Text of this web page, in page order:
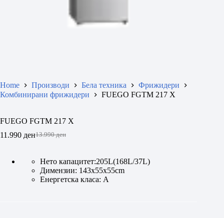
Home Производи Бела техника
Фрижидери
Комбинирани фрижидери
FUEGO FGTM 217 X
FUEGO FGTM 217 X
13.990ден
Original
13.990 ден.
11.990 денCurrent
11.990 ден.
Нето капацитет:205L(168L/37L)
Димензии: 143x55x55cm
Енергетска класа: A